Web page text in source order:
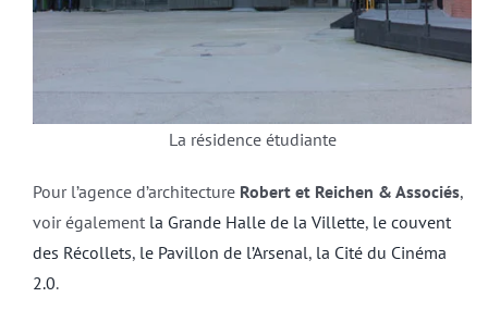
La résidence étudiante
Pour l’agence d’architecture Robert et Reichen & Associés,
voir également la Grande Halle de la Villette, le couvent
des Récollets, le Pavillon de l’Arsenal, la Cité du Cinéma
2.0.